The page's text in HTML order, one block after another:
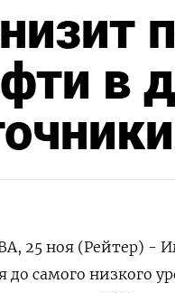
в
25 ноя (Рейтер) -
до самого низкого